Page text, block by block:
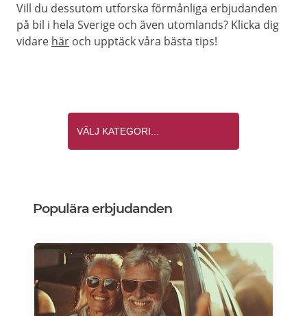
Vill du dessutom utforska förmånliga erbjudanden
på bil i hela Sverige och även utomlands? Klicka dig
vidare här och upptäck våra bästa tips!
Populära erbjudanden